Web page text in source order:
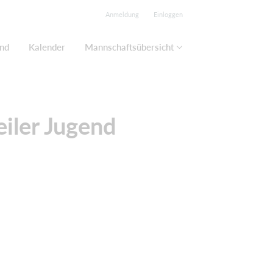
Anmeldung Einloggen
Kalender Mannschaftsübersicht
Jugend